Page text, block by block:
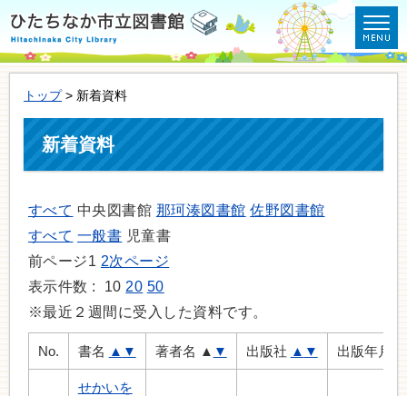
トップ> 新着資料
新着資料
すべて 中央図書館 那珂湊図書館 佐野図書館
すべて 一般書 児童書
前ページ1 2次ページ
表示件数 : 10 20 50
※最近２週間に受入した資料です。
No. 書名 ▲ ▼ 著者名 ▲ ▼ 出版社 ▲ ▼ 出版年月
せかいを